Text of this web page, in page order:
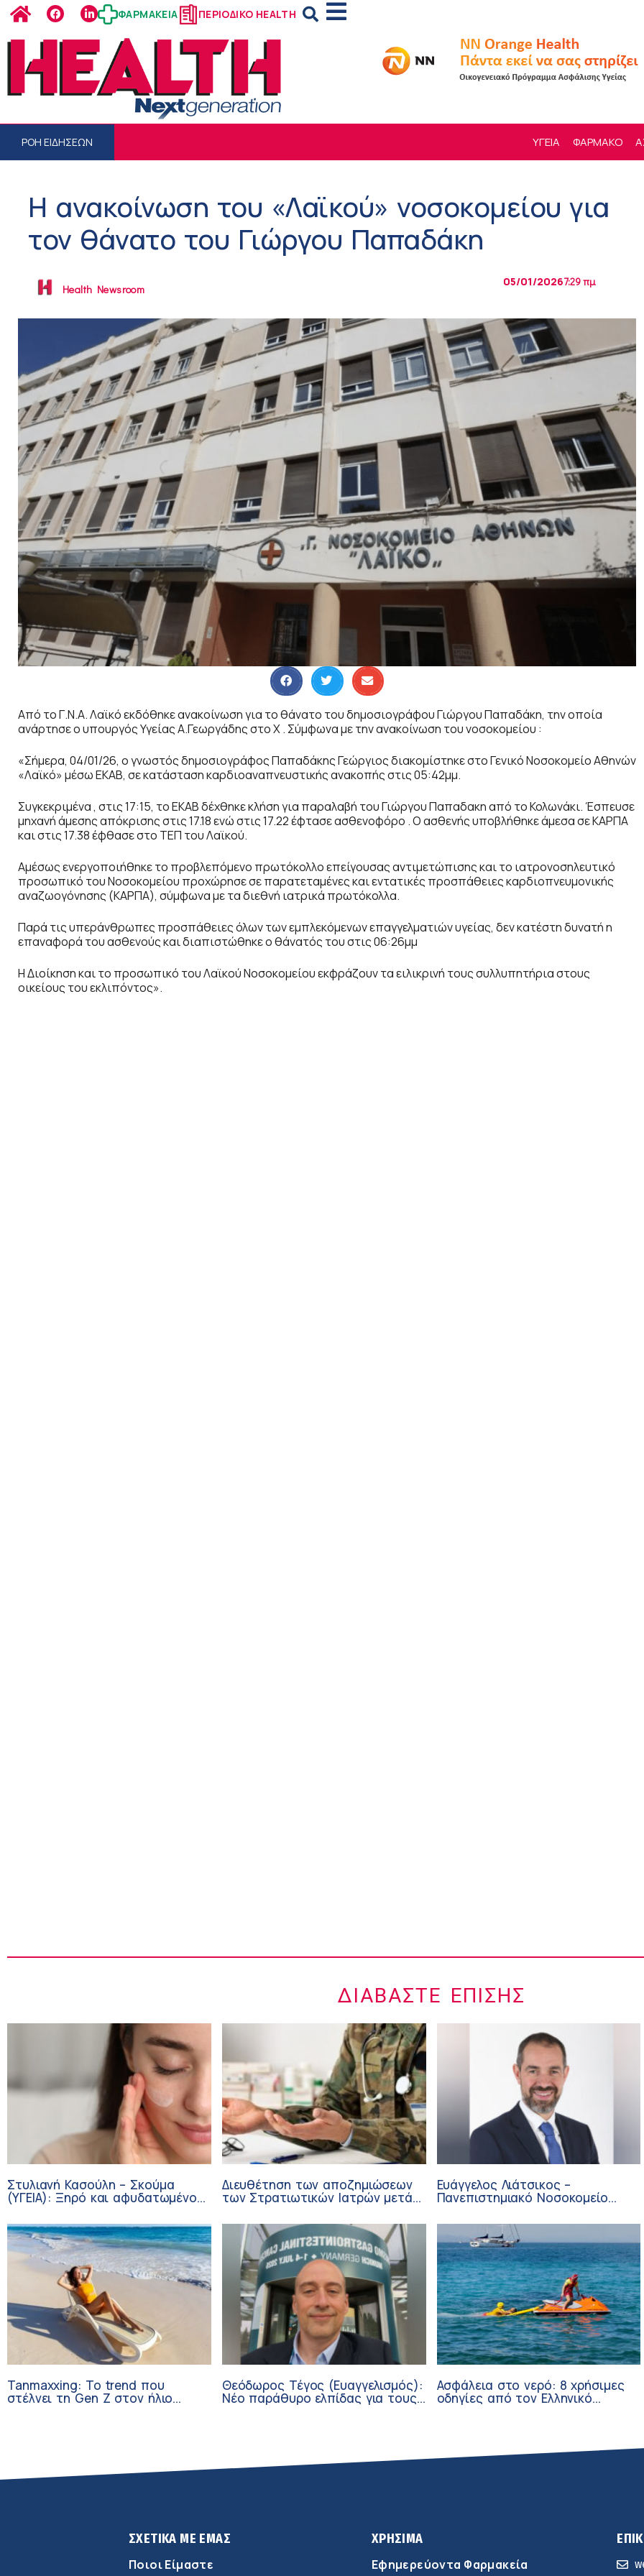
ΦΑΡΜΑΚΕΙΑ ΠΕΡΙΟΔΙΚΟ HEALTH
ΡΟΗ ΕΙΔΗΣΕΩΝ ΥΓΕΙΑ ΦΑΡΜΑΚΟ
Η ανακοίνωση του «Λαϊκού» νοσοκομείου για
τον θάνατο του Γιώργου Παπαδάκη
Health Newsroom
05/01/20267:29 πμ
Από το Γ.Ν.Α. Λαϊκό εκδόθηκε ανακοίνωση για το θάνατο του δημοσιογράφου Γιώργου Παπαδάκη, την οποία
ανάρτησε ο υπουργός Υγείας Α.Γεωργάδης στο X . Σύμφωνα με την ανακοίνωση του νοσοκομείου :
«Σήμερα, 04/01/26, ο γνωστός δημοσιογράφος Παπαδάκης Γεώργιος διακομίστηκε στο Γενικό Νοσοκομείο Αθηνών
«Λαϊκό» μέσω ΕΚΑΒ, σε κατάσταση καρδιοαναπνευστικής ανακοπής στις 05:42μμ.
Συγκεκριμένα , στις 17:15, το ΕΚΑΒ δέχθηκε κλήση για παραλαβή του Γιώργου Παπαδακη από το Κολωνάκι. Έσπευσε
μηχανή άμεσης απόκρισης στις 17.18 ενώ στις 17.22 έφτασε ασθενοφόρο . Ο ασθενής υποβλήθηκε άμεσα σε ΚΑΡΠΑ
και στις 17.38 έφθασε στο ΤΕΠ του Λαϊκού.
Αμέσως ενεργοποιήθηκε το προβλεπόμενο πρωτόκολλο επείγουσας αντιμετώπισης και το ιατρονοσηλευτικό
προσωπικό του Νοσοκομείου προχώρησε σε παρατεταμένες και εντατικές προσπάθειες καρδιοπνευμονικής
αναζωογόνησης (ΚΑΡΠΑ), σύμφωνα με τα διεθνή ιατρικά πρωτόκολλα.
Παρά τις υπεράνθρωπες προσπάθειες όλων των εμπλεκόμενων επαγγελματιών υγείας, δεν κατέστη δυνατή η
επαναφορά του ασθενούς και διαπιστώθηκε ο θάνατός του στις 06:26μμ
Η Διοίκηση και το προσωπικό του Λαϊκού Νοσοκομείου εκφράζουν τα ειλικρινή τους συλλυπητήρια στους
οικείους του εκλιπόντος».
ΔΙΑΒΆΣΤΕ ΕΠΊΣΗΣ
Στυλιανή Κασούλη – Σκούμα
(ΥΓΕΙΑ): Ξηρό και αφυδατωμένο
Διευθέτηση των αποζημιώσεων
των Στρατιωτικών Ιατρών μετά
Ευάγγελος Λιάτσικος –
Πανεπιστημιακό Νοσοκομείο
Tanmaxxing: To trend που
στέλνει τη Gen Z στον ήλιο
Θεόδωρος Τέγος (Ευαγγελισμός):
Νέο παράθυρο ελπίδας για τους
Ασφάλεια στο νερό: 8 χρήσιμες
οδηγίες από τον Ελληνικό
ΣΧΕΤΙΚΑ ΜΕ ΕΜΑΣ
Ποιοι Είμαστε
ΧΡΗΣΙΜΑ
Εφημερεύοντα Φαρμακεία